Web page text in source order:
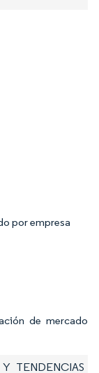
por empresa
de mercado
TENDENCIAS